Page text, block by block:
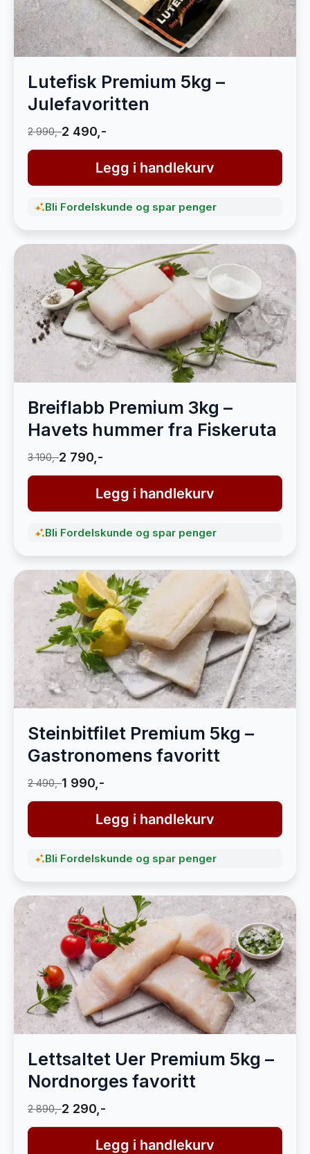
Lutefisk Premium 5kg –
Julefavoritten
2 990,-2 490,-
Legg i handlekurv
Bli Fordelskunde og spar penger
Breiflabb Premium 3kg –
Havets hummer fra Fiskeruta
3 190,-2 790,-
Legg i handlekurv
Bli Fordelskunde og spar penger
Steinbitfilet Premium 5kg –
Gastronomens favoritt
2 490,-1 990,-
Legg i handlekurv
Bli Fordelskunde og spar penger
Lettsaltet Uer Premium 5kg –
Nordnorges favoritt
2 890,-2 290,-
Legg i handlekurv